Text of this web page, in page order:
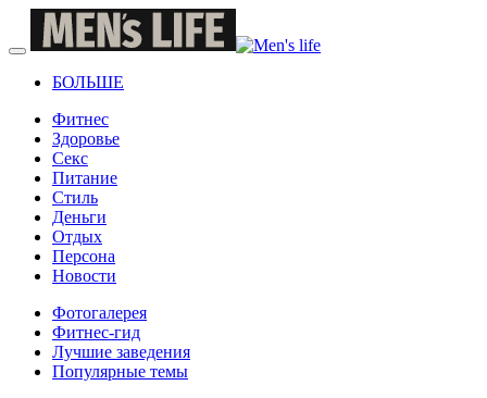
БОЛЬШЕ
Фитнес
Здоровье
Секс
Питание
Стиль
Деньги
Отдых
Персона
Новости
Фотогалерея
Фитнес-гид
Лучшие заведения
Популярные темы